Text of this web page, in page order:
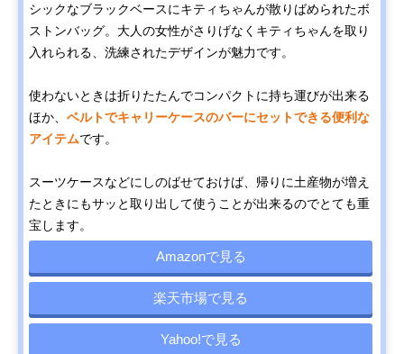
シックなブラックベースにキティちゃんが散りばめられたボ
ストンバッグ。大人の女性がさりげなくキティちゃんを取り
入れられる、洗練されたデザインが魅力です。
使わないときは折りたたんでコンパクトに持ち運びが出来る
ほか、 ベルトでキャリーケースのバーにセットできる便利な
アイテムです。
スーツケースなどにしのばせておけば、帰りに土産物が増え
たときにもサッと取り出して使うことが出来るのでとても重
宝します。
Amazonで見る
楽天市場で見る
Yahoo!で見る